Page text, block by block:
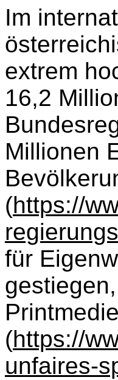
Im
extrem
16,2
Millionen
(https://
für
(https://
unfaires-